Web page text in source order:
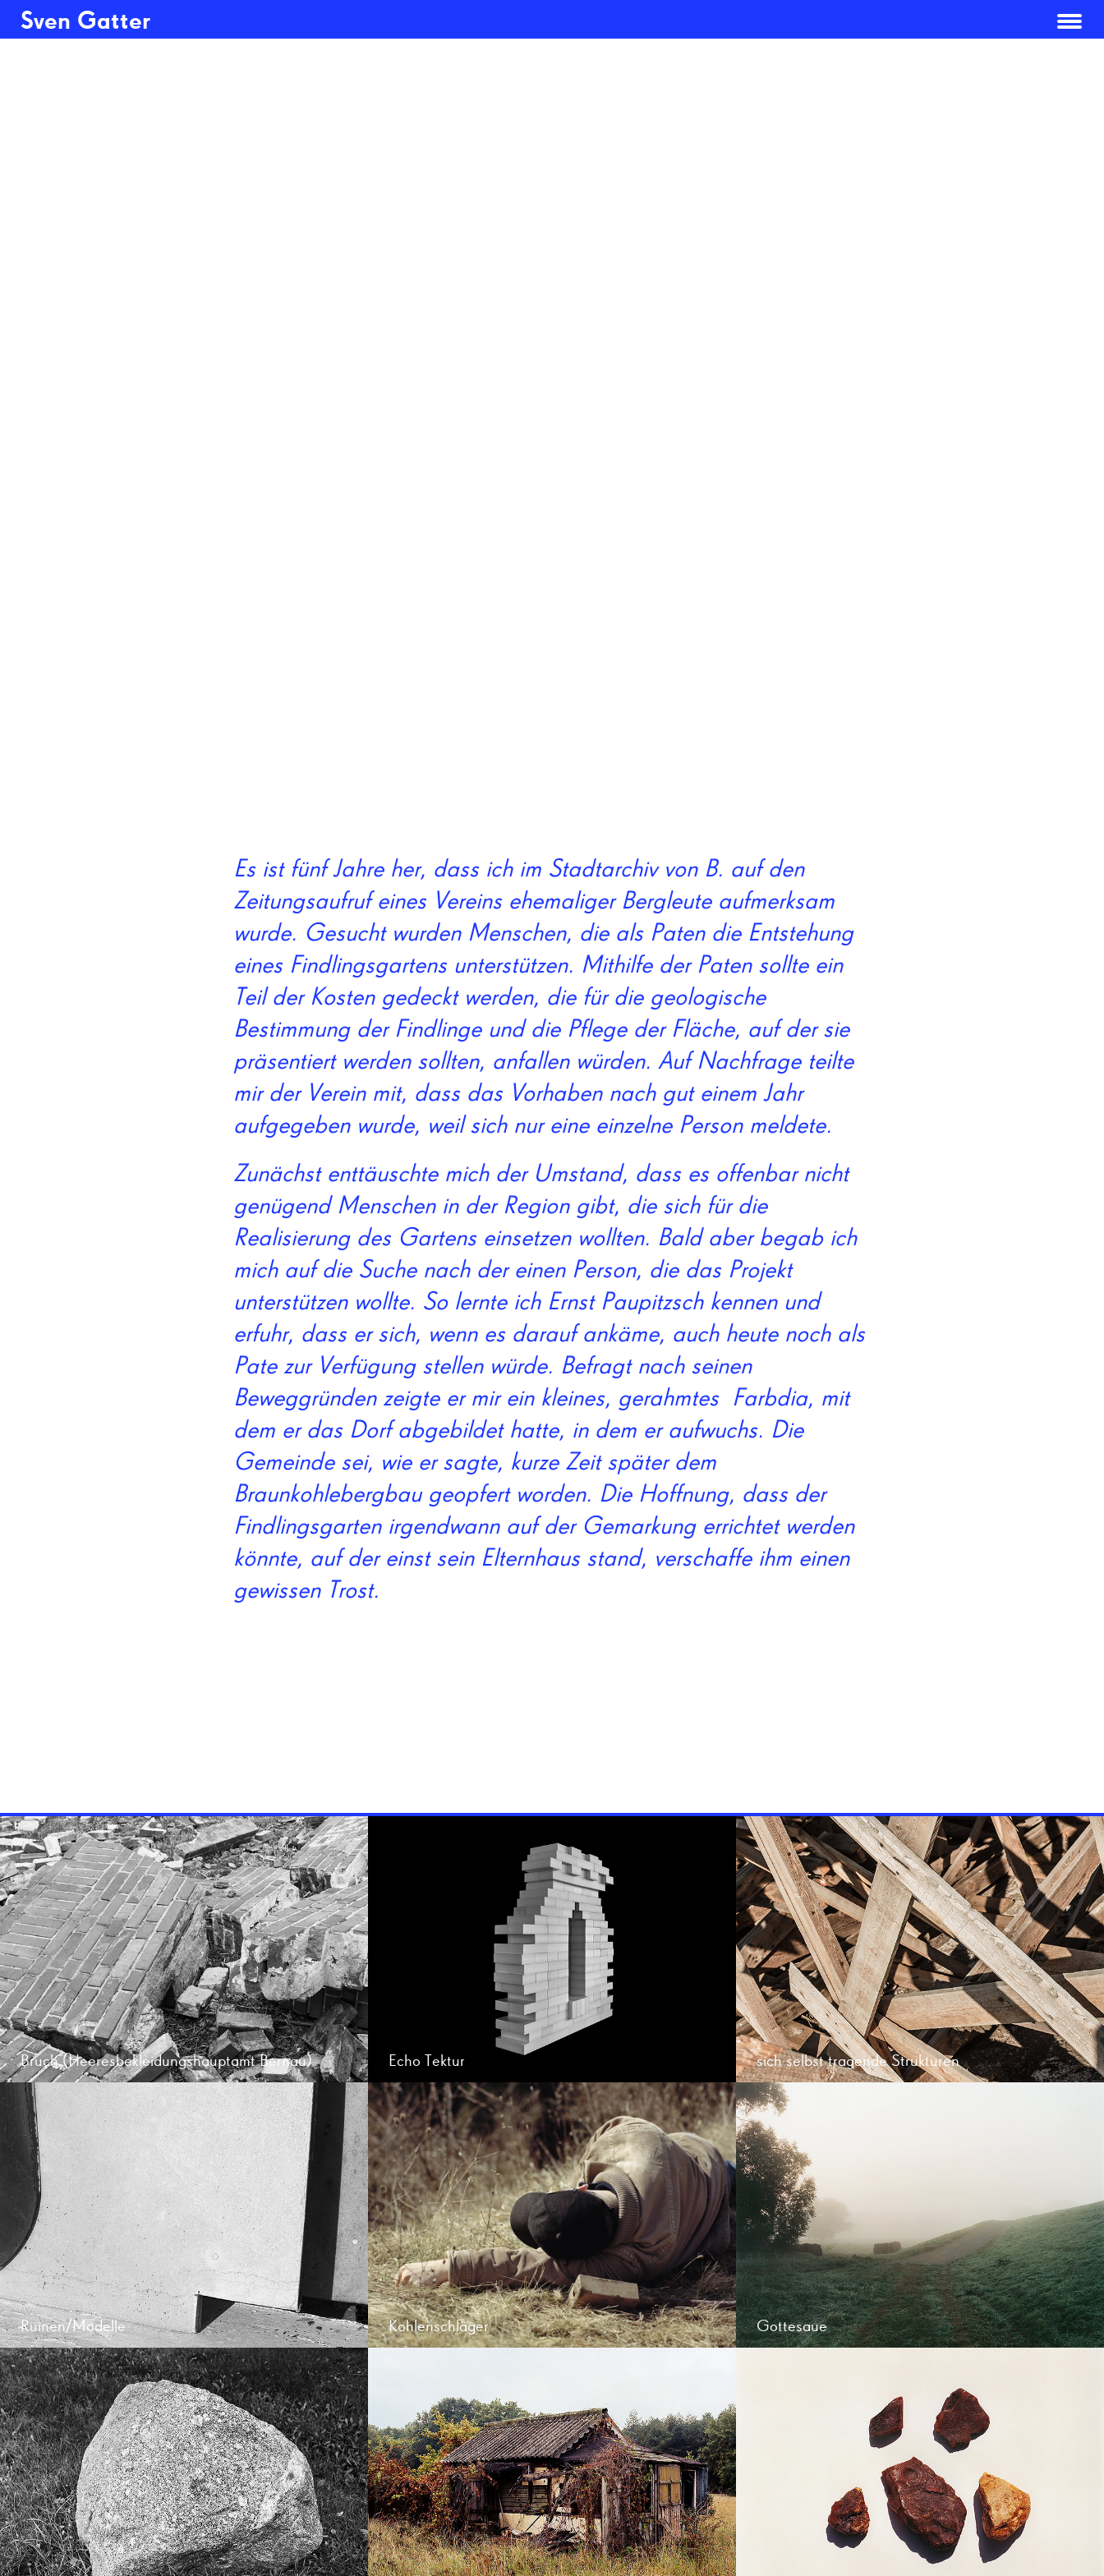
Sven Gatter
Es ist fünf Jahre her, dass ich im Stadtarchiv von B. auf den
Zeitungsaufruf eines Vereins ehemaliger Bergleute aufmerksam
wurde. Gesucht wurden Menschen, die als Paten die Entstehung
eines Findlingsgartens unterstützen. Mithilfe der Paten sollte ein
Teil der Kosten gedeckt werden, die für die geologische
Bestimmung der Findlinge und die Pflege der Fläche, auf der sie
präsentiert werden sollten, anfallen würden. Auf Nachfrage teilte
mir der Verein mit, dass das Vorhaben nach gut einem Jahr
aufgegeben wurde, weil sich nur eine einzelne Person meldete.
Zunächst enttäuschte mich der Umstand, dass es offenbar nicht
genügend Menschen in der Region gibt, die sich für die
Realisierung des Gartens einsetzen wollten. Bald aber begab ich
mich auf die Suche nach der einen Person, die das Projekt
unterstützen wollte. So lernte ich Ernst Paupitzsch kennen und
erfuhr, dass er sich, wenn es darauf ankäme, auch heute noch als
Pate zur Verfügung stellen würde. Befragt nach seinen
Beweggründen zeigte er mir ein kleines, gerahmtes Farbdia, mit
dem er das Dorf abgebildet hatte, in dem er aufwuchs. Die
Gemeinde sei, wie er sagte, kurze Zeit später dem
Braunkohlebergbau geopfert worden. Die Hoffnung, dass der
Findlingsgarten irgendwann auf der Gemarkung errichtet werden
könnte, auf der einst sein Elternhaus stand, verschaffe ihm einen
gewissen Trost.
Bruch (Heeresbekleidungshauptamt Bernau) Echo Tektur sich selbst tragende Strukturen
Ruinen/Modelle Kohlenschläger Gottesaue